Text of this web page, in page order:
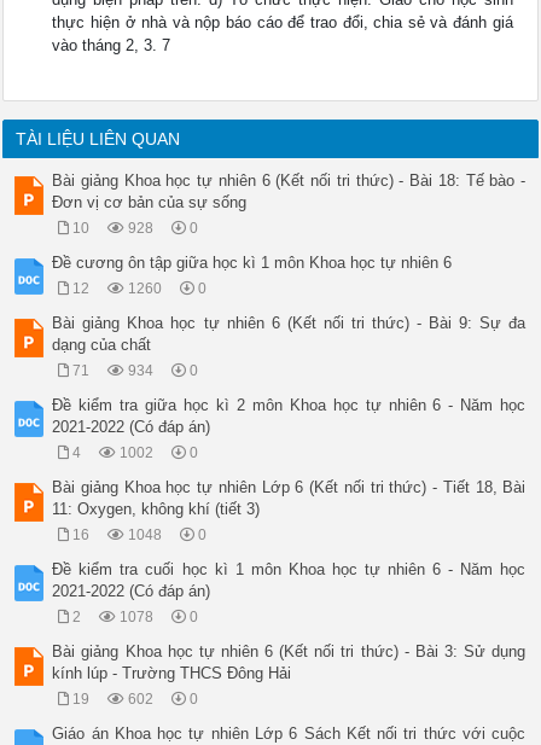
thực hiện ở nhà và nộp báo cáo để trao đổi, chia sẻ và đánh giá
vào tháng 2, 3. 7
TÀI LIỆU LIÊN QUAN
Bài giảng Khoa học tự nhiên 6 (Kết nối tri thức) - Bài 18: Tế bào -
Đơn vị cơ bản của sự sống
10 928 0
Đề cương ôn tập giữa học kì 1 môn Khoa học tự nhiên 6
12 1260 0
Bài giảng Khoa học tự nhiên 6 (Kết nối tri thức) - Bài 9: Sự đa
dạng của chất
71 934 0
Đề kiểm tra giữa học kì 2 môn Khoa học tự nhiên 6 - Năm học
2021-2022 (Có đáp án)
4 1002 0
Bài giảng Khoa học tự nhiên Lớp 6 (Kết nối tri thức) - Tiết 18, Bài
11: Oxygen, không khí (tiết 3)
16 1048 0
Đề kiểm tra cuối học kì 1 môn Khoa học tự nhiên 6 - Năm học
2021-2022 (Có đáp án)
2 1078 0
Bài giảng Khoa học tự nhiên 6 (Kết nối tri thức) - Bài 3: Sử dụng
kính lúp - Trường THCS Đông Hải
19 602 0
Giáo án Khoa học tự nhiên Lớp 6 Sách Kết nối tri thức với cuộc